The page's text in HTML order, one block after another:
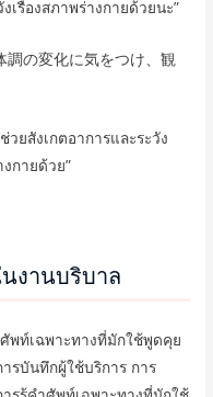
รื่องสภาพร่างกายด้วยนะ”
調の変化に気をつけ、観
ยสังเกตอาการและระวัง
กายด้วย”
งานบริบาล
พท์เฉพาะทางที่มักใช้พูดคุย
รบันทึกผู้ใช้บริการ การ